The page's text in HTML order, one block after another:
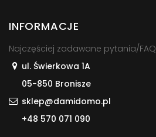
INFORMACJE
Najczęściej zadawane pytania/FAQ
ul. Świerkowa 1A
05-850 Bronisze
sklep@damidomo.pl
+48 570 071 090